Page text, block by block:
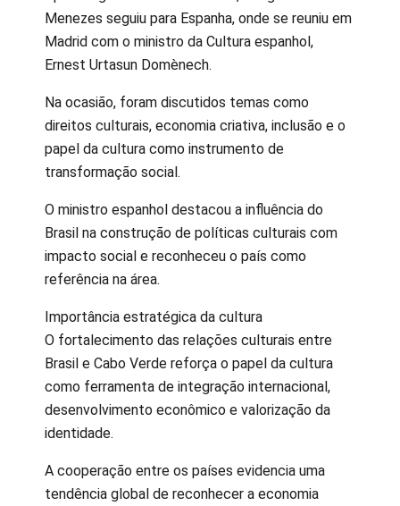
Menezes seguiu para Espanha, onde se reuniu em
Madrid com o ministro da Cultura espanhol,
Ernest Urtasun Domènech.
Na ocasião, foram discutidos temas como
direitos culturais, economia criativa, inclusão e o
papel da cultura como instrumento de
transformação social.
O ministro espanhol destacou a influência do
Brasil na construção de políticas culturais com
impacto social e reconheceu o país como
referência na área.
Importância estratégica da cultura
O fortalecimento das relações culturais entre
Brasil e Cabo Verde reforça o papel da cultura
como ferramenta de integração internacional,
desenvolvimento econômico e valorização da
identidade.
A cooperação entre os países evidencia uma
tendência global de reconhecer a economia